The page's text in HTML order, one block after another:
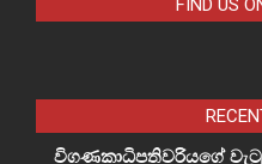
FIND US
විගණකාධිපතිවරියගේ